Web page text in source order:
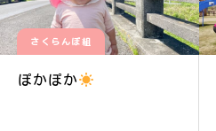
さくらんぼ組
ぽかぽか